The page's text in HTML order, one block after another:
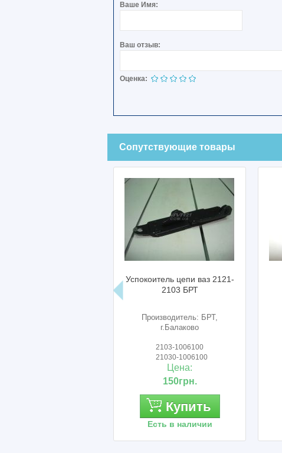
Ваше Имя:
Ваш отзыв:
Оценка:
Сопутствующие товары
Успокоитель цепи ваз 2121-
2103 БРТ
Производитель: БРТ,
г.Балаково
2103-1006100
21030-1006100
Цена:
150грн.
Купить
Есть в наличии